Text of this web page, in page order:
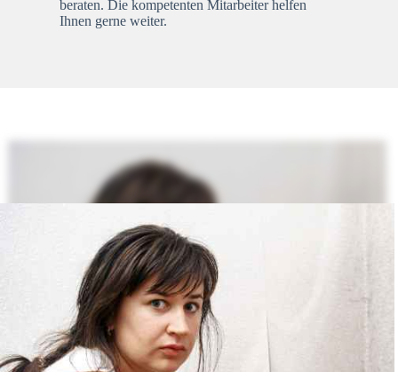
beraten. Die kompetenten Mitarbeiter helfen
Ihnen gerne weiter.